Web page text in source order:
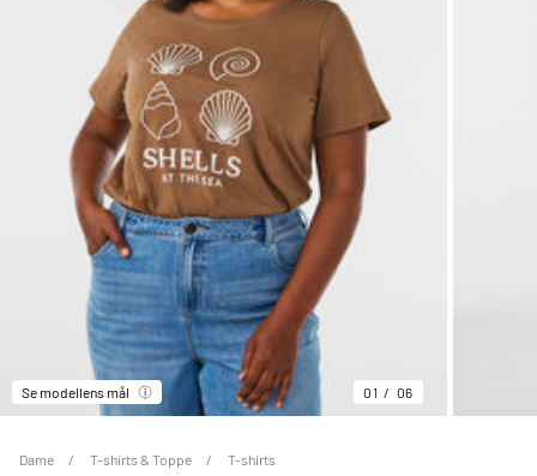
Se modellens mål 01 06
Dame T-shirts & Toppe T-shirts